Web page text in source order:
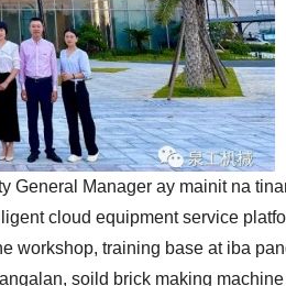
General Manager ay mainit na
cloud equipment service
workshop, training base at iba
soild brick making